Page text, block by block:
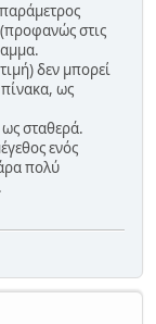
στις
δεν μπορεί
ως
σταθερά.
ενός
πολύ